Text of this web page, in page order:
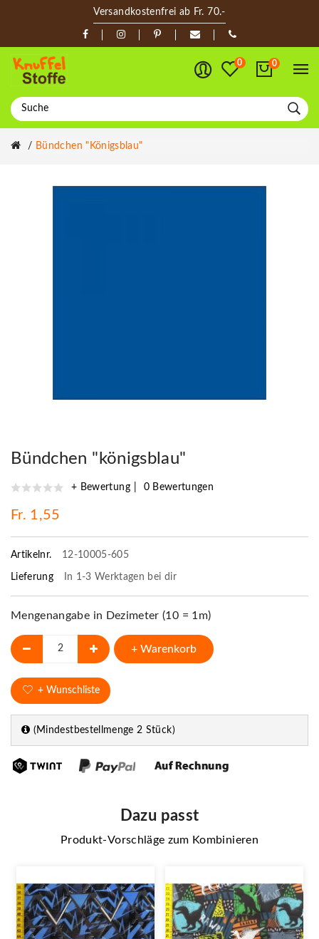
Versandkostenfrei ab Fr. 70.-
0 0
Bündchen "königsblau"
Bündchen "königsblau"
+ Bewertung 0 Bewertungen
Fr. 1,55
Artikelnr. 12-10005-605
Lieferung In 1-3 Werktagen bei dir
Mengenangabe in Dezimeter (10 = 1m)
+ Warenkorb
+ Wunschliste
(Mindestbestellmenge 2 Stück)
Dazu passt
Produkt-Vorschläge zum Kombinieren